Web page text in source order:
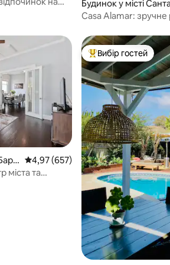
Будинок у місті
ара
Casa Alamar:
Середня оцінка: 4,97 з 5, відгуки:
4,97 (657)
міста та
Топ вибір гостей
Вибір гостей